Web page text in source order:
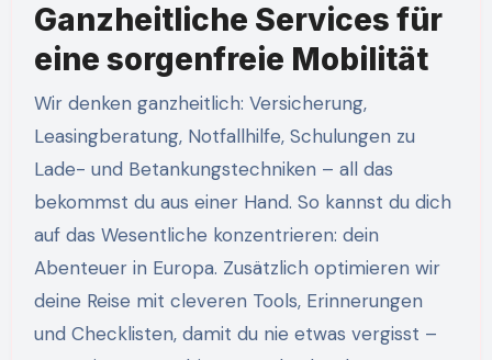
Ganzheitliche Services für
eine sorgenfreie Mobilität
Wir denken ganzheitlich: Versicherung,
Leasingberatung, Notfallhilfe, Schulungen zu
Lade- und Betankungstechniken – all das
bekommst du aus einer Hand. So kannst du dich
auf das Wesentliche konzentrieren: dein
Abenteuer in Europa. Zusätzlich optimieren wir
deine Reise mit cleveren Tools, Erinnerungen
und Checklisten, damit du nie etwas vergisst –